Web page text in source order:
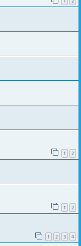
1 2
1 2
1 2 3 4